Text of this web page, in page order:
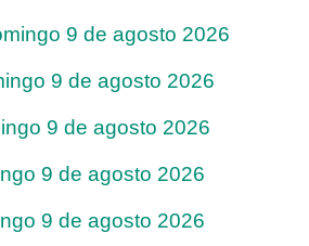
9 de agosto 2026
9 de agosto 2026
9 de agosto 2026
9 de agosto 2026
9 de agosto 2026